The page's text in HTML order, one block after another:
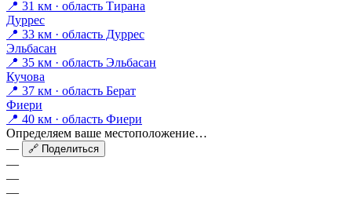
📍 31 км · область Тирана
Дуррес
📍 33 км · область Дуррес
Эльбасан
📍 35 км · область Эльбасан
Кучова
📍 37 км · область Берат
Фиери
📍 40 км · область Фиери
Определяем ваше местоположение…
—
🔗 Поделиться
—
—
—